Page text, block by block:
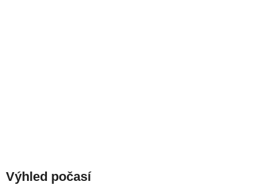
Výhled počasí